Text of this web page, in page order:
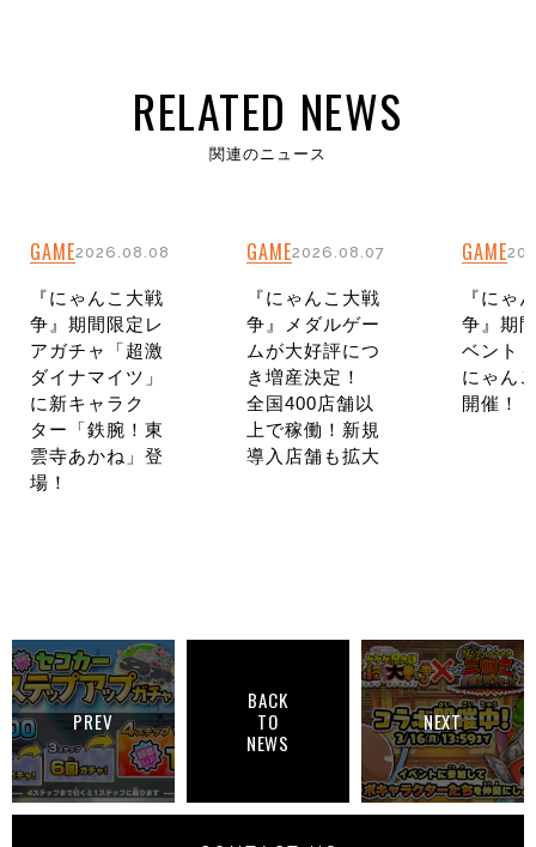
RELATED NEWS
関連のニュース
GAME2026.08.08
『にゃんこ大戦
争』期間限定レ
アガチャ「超激
ダイナマイツ」
に新キャラク
ター「鉄腕！東
雲寺あかね」登
場！
GAME2026.08.07
『にゃんこ大戦
争』メダルゲー
ムが大好評につ
き増産決定！
全国400店舗以
上で稼働！新規
導入店舗も拡大
GAME
『にゃ
争』期
ベント
にゃん
開催！
PREV
BACK
TO
NEWS
NEXT